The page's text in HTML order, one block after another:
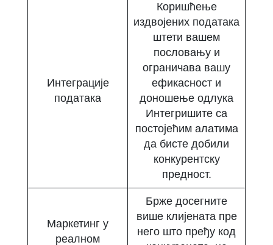
Интеграције
података
Коришћење
издвојених података
штети вашем
пословању и
ограничава вашу
ефикасност и
доношење одлука
Интегришите са
постојећим алатима
да бисте добили
конкурентску
предност.
Маркетинг у
реалном
Брже досегните
више клијената пре
него што пређу код